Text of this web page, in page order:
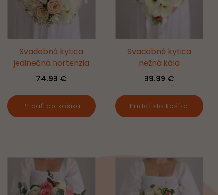
Svadobná kytica
jedinečná hortenzia
74.99 €
Pridať do košíka
Svadobná kytica
nežná kála
89.99 €
Pridať do košíka